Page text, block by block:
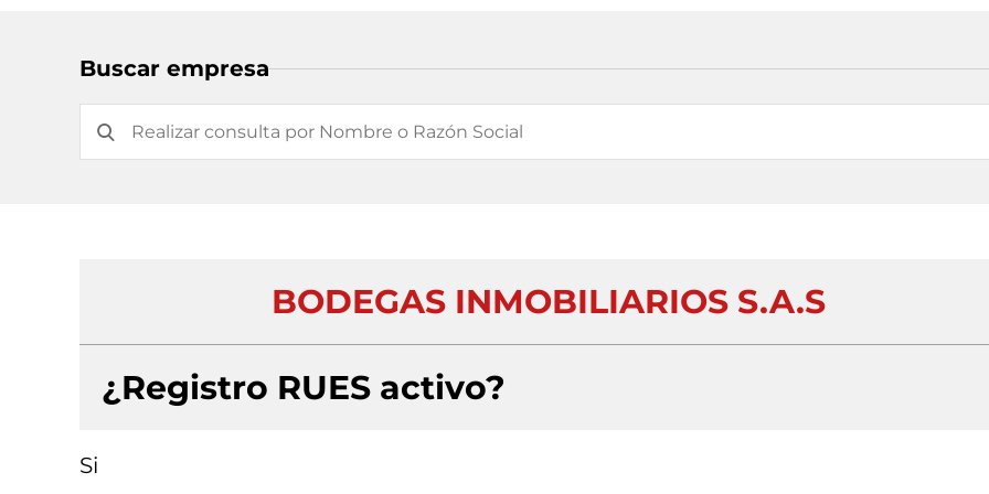
Buscar empresa
BODEGAS INMOBILIARIOS S.A.S
¿Registro RUES activo?
Si